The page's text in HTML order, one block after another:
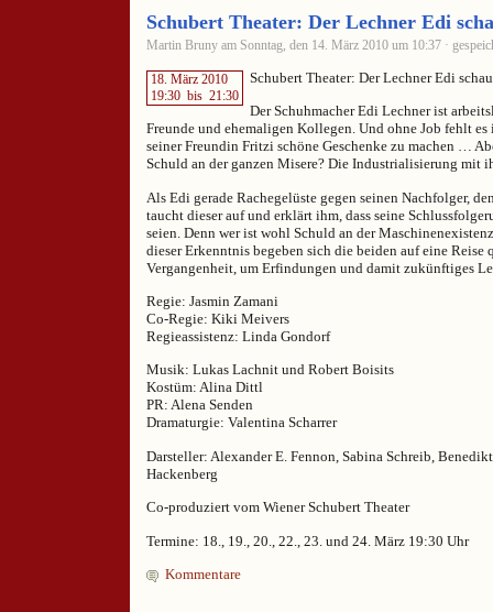
Schubert Theater: Der Lechner Edi
Martin Bruny am Sonntag, den 14. März 2010 um 10:37 ·
18. März 2010
19:30 bis 21:30
Schubert Theater: Der Lechner Edi
Der Schuhmacher Edi Lechner ist
Freunde und ehemaligen Kollegen. Und ohne Job fehlt es
seiner Freundin Fritzi schöne Geschenke zu machen …
Schuld an der ganzen Misere? Die Industrialisierung mit
Als Edi gerade Rachegelüste gegen seinen Nachfolger,
taucht dieser auf und erklärt ihm, dass seine
seien. Denn wer ist wohl Schuld an der
dieser Erkenntnis begeben sich die beiden auf eine Reise
Vergangenheit, um Erfindungen und damit zukünftiges
Regie: Jasmin Zamani
Co-Regie: Kiki Meivers
Regieassistenz: Linda Gondorf
Musik: Lukas Lachnit und Robert Boisits
Kostüm: Alina Dittl
PR: Alena Senden
Dramaturgie: Valentina Scharrer
Darsteller: Alexander E. Fennon, Sabina Schreib,
Hackenberg
Co-produziert vom Wiener Schubert Theater
Termine: 18., 19., 20., 22., 23. und 24. März 19:30 Uhr
Kommentare